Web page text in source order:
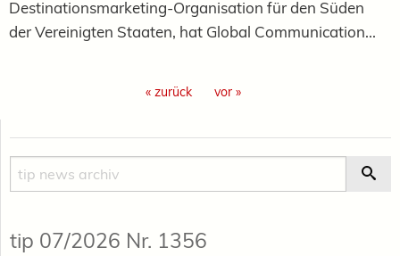
Destinationsmarketing-Organisation für den Süden
der Vereinigten Staaten, hat Global Communication...
« zurück vor »
Suche
tip 07/2026 Nr. 1356